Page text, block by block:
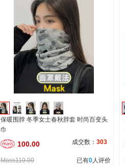
保暖围脖 冬季女士春秋脖套 时尚百变头
巾
100.00 成交数： 303
Mass110.00 已有0人评价